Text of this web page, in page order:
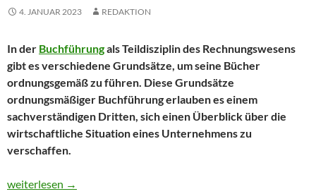
4. JANUAR 2023 REDAKTION
In der Buchführungals Teildisziplin des Rechnungswesens
gibt es verschiedene Grundsätze, um seine Bücher
ordnungsgemäß zu führen. Diese Grundsätze
ordnungsmäßiger Buchführung erlauben es einem
sachverständigen Dritten, sich einen Überblick über die
wirtschaftliche Situation eines Unternehmens zu
verschaffen.
Grundsätze ordnungsmäßiger Buchführung
weiterlesen →